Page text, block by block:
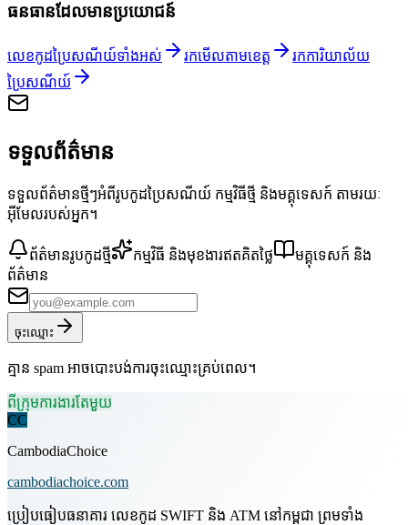
ធនធានដែលមានប្រយោជន៍
លេខកូដប្រៃសណីយ៍ទាំងអស់ រកមើលតាមខេត្ត
រកការិយាល័យ
ប្រៃសណីយ៍
ទទួលព័ត៌មាន
ទទួលព័ត៌មានថ្មីៗអំពីរូបកូដប្រៃសណីយ៍ កម្មវិធីថ្មី និងមគ្គុទេសក៍ តាមរយៈ
អ៊ីមែលរបស់អ្នក។
ព័ត៌មានរូបកូដថ្មី កម្មវិធី និងមុខងារឥតគិតថ្លៃ
មគ្គុទេសក៍ និង
ព័ត៌មាន
ចុះឈ្មោះ
គ្មាន spam អាចបោះបង់ការចុះឈ្មោះគ្រប់ពេល។
ពីក្រុមការងារតែមួយ
CC
CambodiaChoice
cambodiachoice.com
ប្រៀបធៀបធនាគារ លេខកូដ SWIFT និង ATM នៅកម្ពុជា ព្រមទាំង